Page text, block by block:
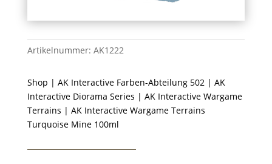
Artikelnummer: AK1222
Shop | AK Interactive Farben-Abteilung 502| AK
Interactive Diorama Series | AK Interactive Wargame
Terrains | AK Interactive Wargame Terrains
Turquoise Mine 100ml